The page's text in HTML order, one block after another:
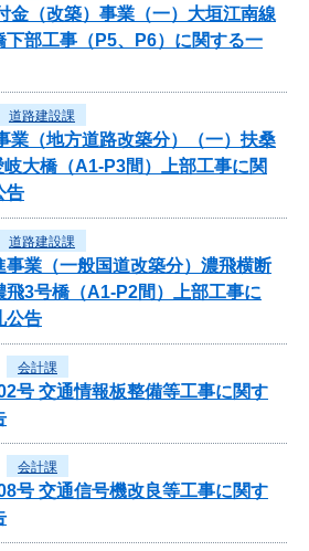
金（改築）事業（一）大垣江南線
下部工事（P5、P6）に関する一
道路建設課
業（地方道路改築分）（一）扶桑
大橋（A1-P3間）上部工事に関
告
道路建設課
業（一般国道改築分）濃飛横断
飛3号橋（A1-P2間）上部工事に
公告
会計課
号 交通情報板整備等工事に関す
会計課
号 交通信号機改良等工事に関す